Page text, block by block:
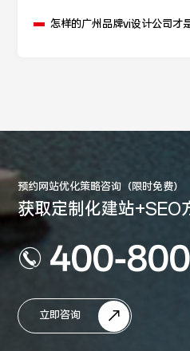
怎样的广州品牌vi设计公司才
预约网站优化策略咨询（限时免费）
获取定制化建站+SEO
400-
立即咨询